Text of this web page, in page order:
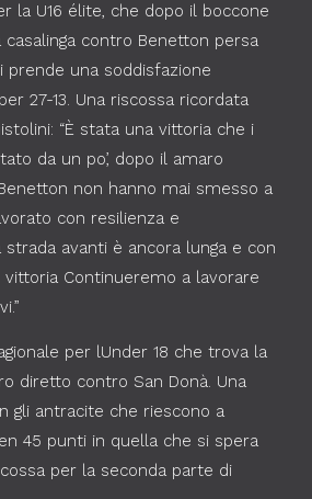
la U16 élite, che dopo il boccone
contro Benetton persa
prende una soddisfazione
27-13. Una riscossa ricordata
“È stata una vittoria che i
da un po’, dopo il amaro
non hanno mai smesso a
con resilienza e
strada avanti è ancora lunga e con
Continueremo a lavorare
per lUnder 18 che trova la
diretto contro San Donà. Una
gli antracite che riescono a
45 punti in quella che si spera
per la seconda parte di